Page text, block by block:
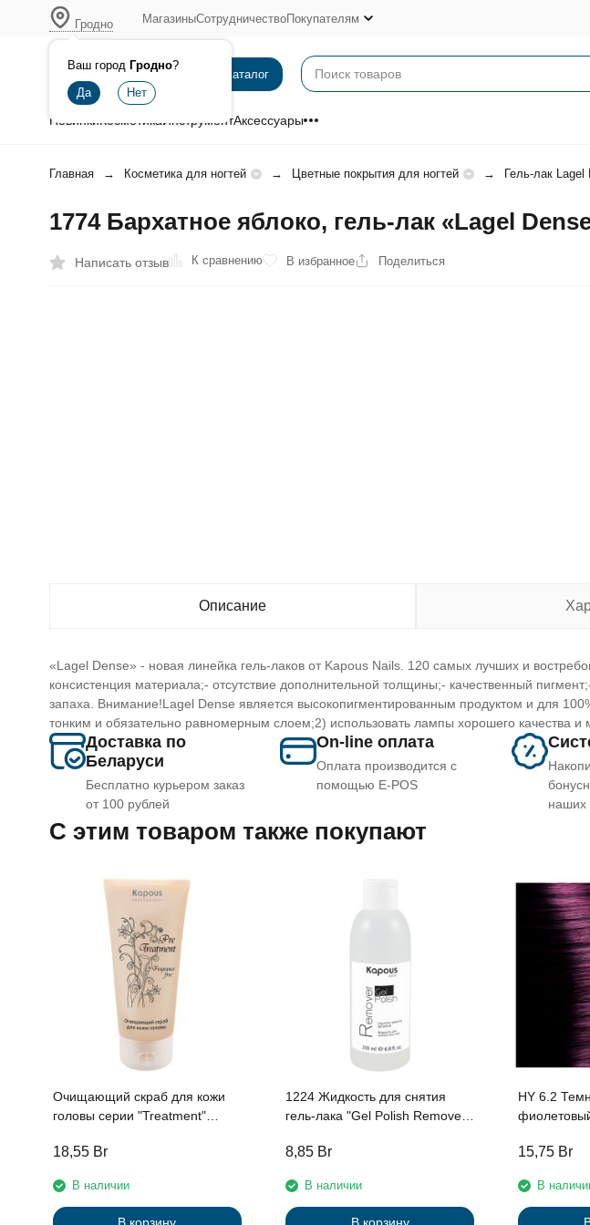
Гродно
Ваш город Гродно?
МагазиныСотрудничествоПокупателям
Каталог
НовинкиКосметикаИнструментАксессуары
Главная Косметика для ногтей Цветные покрытия для ногтей Гель-лак Lagel
1774 Бархатное яблоко, гель-лак «Lagel
Написать отзыв К сравнению В избранное Поделиться
Описание
«Lagel Dense» - новая линейка гель-лаков от Kapous Nails. 120 самых лучших и
консистенция материала;- отсутствие дополнительной толщины;- качественный
запаха. Внимание!Lagel Dense является высокопигментированным продуктом и для
тонким и обязательно равномерным слоем;2) использовать лампы хорошего качества
Доставка по
Беларуси
Бесплатно курьером заказ
от 100 рублей
On-line оплата
Оплата производится с
помощью E-POS
наших
C этим товаром также покупают
Очищающий скраб для кожи
головы серии "Treatment"
мл
18,55 Br
В наличии
1224 Жидкость для снятия
гель-лака "Gel Polish Remover"
8,85 Br
В наличии
HY 6.2
кислотой
15,75 Br
В